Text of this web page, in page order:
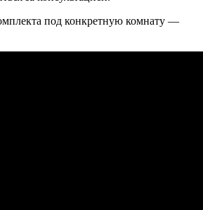
под конкретную комнату —